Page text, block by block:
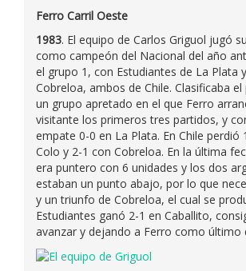
Ferro Carril Oeste
1983. El equipo de Carlos Griguol jugó
como campeón del Nacional del año
el grupo 1, con Estudiantes de La Plata
Cobreloa, ambos de Chile. Clasificaba el
un grupo apretado en el que Ferro
visitante los primeros tres partidos, y
empate 0-0 en La Plata. En Chile perdió
Colo y 2-1 con Cobreloa. En la última
era puntero con 6 unidades y los dos
estaban un punto abajo, por lo que
y un triunfo de Cobreloa, el cual se
Estudiantes ganó 2-1 en Caballito,
avanzar y dejando a Ferro como último